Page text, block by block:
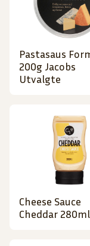
Pastasaus
200g Jacobs
Utvalgte
Cheese Sauce
Cheddar